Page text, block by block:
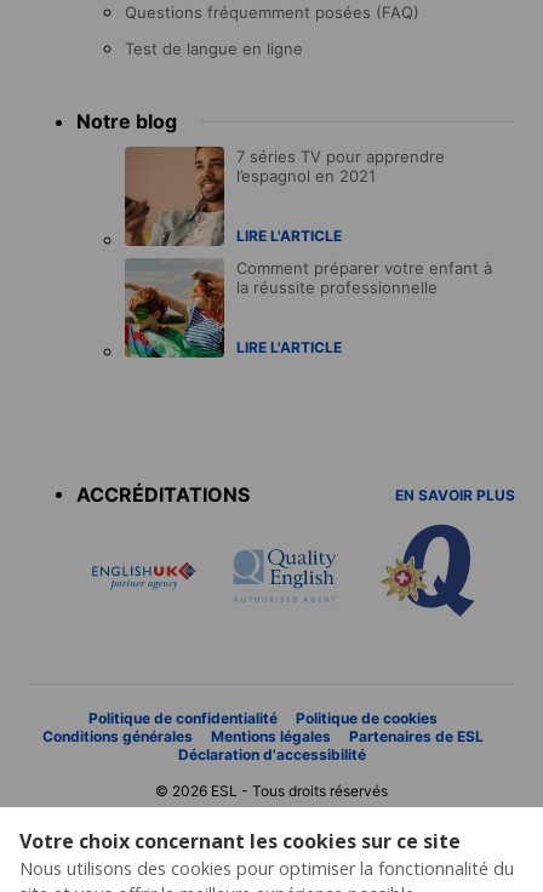
Votre choix concernant les cookies sur ce site
Nous utilisons des cookies pour optimiser la fonctionnalité du
Questions fréquemment posées (FAQ)
Test de langue en ligne
Notre blog
7 séries TV pour apprendre
l’espagnol en 2021
LIRE L'ARTICLE
Comment préparer votre enfant à
la réussite professionnelle
LIRE L'ARTICLE
ACCRÉDITATIONS
EN SAVOIR PLUS
Politique de confidentialité
Politique de cookies
Conditions générales
Mentions légales
Partenaires de ESL
Déclaration d'accessibilité
© 2026 ESL - Tous droits réservés